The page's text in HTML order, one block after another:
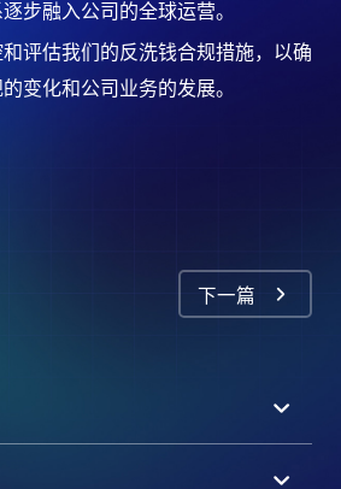
步融入公司的全球运营。
评估我们的反洗钱合规措施，以确
变化和公司业务的发展。
下一篇